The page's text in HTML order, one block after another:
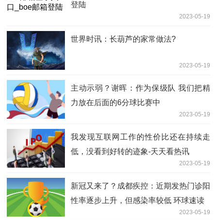
登陆
2023-05-19
世界时讯：长葫芦的家常做法?
2023-05-19
主动示弱？谢晖：作为保级队 我们把精
力放在后面的6分球比赛中
2023-05-19
我发现互联网工作的性价比还在持续走
低，没看到好转的迹象-天天看热讯
2023-05-19
新冠又来了？成都疾控：近期发热门诊阳
性率逐步上升，但感染率较低 环球速读
2023-05-19